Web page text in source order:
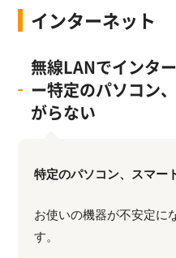
インターネット
無線LANでインタ
ー特定のパソコン
がらない
特定のパソコン、スマー
お使いの機器が不安定に
す。